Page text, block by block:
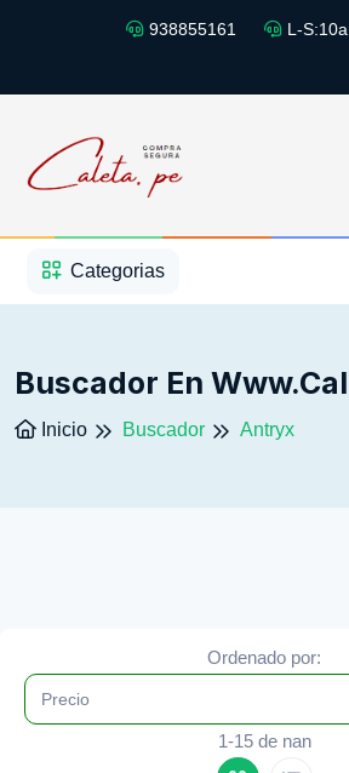
938855161 L-
Categorias
Buscador En
Inicio Buscador Antryx
Ordenado por:
Precio
1-15 de nan